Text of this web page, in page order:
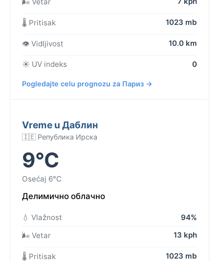
🌡️ Pritisak 1023 mb
👁️ Vidljivost 10.0 km
☀️ UV indeks 0
Pogledajte celu prognozu za Париз →
Vreme u Даблин
🇮🇪 Република Ирска
9°C
Osećaj 6°C
Делимично облачно
💧 Vlažnost
94%
🌬️ Vetar
13 kph
🌡️ Pritisak 1023 mb